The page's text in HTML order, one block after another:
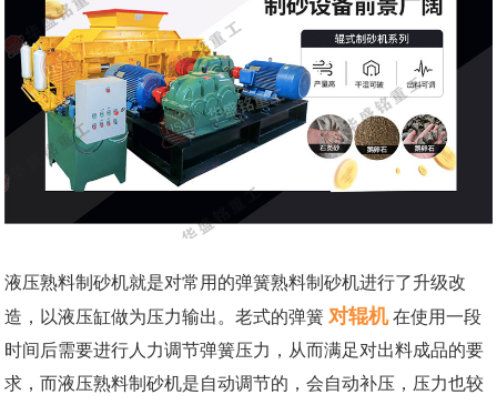
液压熟料制砂机就是对常用的弹簧熟料制砂机进行了升级改
造，以液压缸做为压力输出。老式的弹簧 对辊机 在使用一段
时间后需要进行人力调节弹簧压力，从而满足对出料成品的要
求，而液压熟料制砂机是自动调节的，会自动补压，压力也较